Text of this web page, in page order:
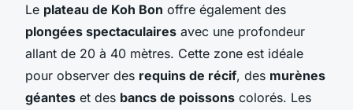
Le plateau de Koh Bon offre également des
plongées spectaculaires avec une profondeur
allant de 20 à 40 mètres. Cette zone est idéale
pour observer des requins de récif, des murènes
géantes et des bancs de poissons colorés. Les